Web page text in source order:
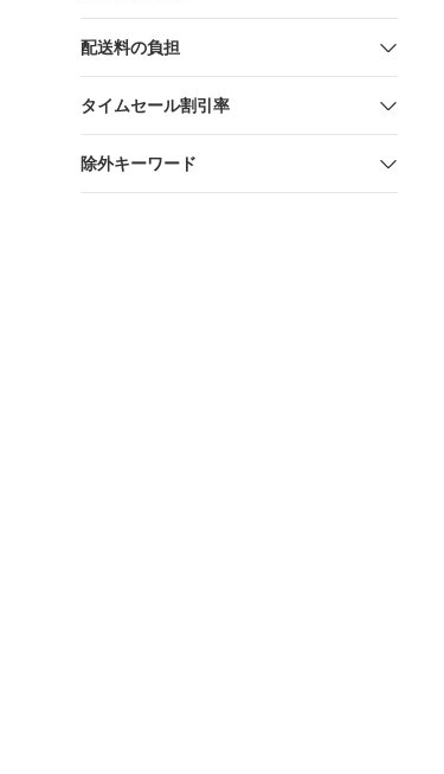
配送料の負担
タイムセール割引率
除外キーワード